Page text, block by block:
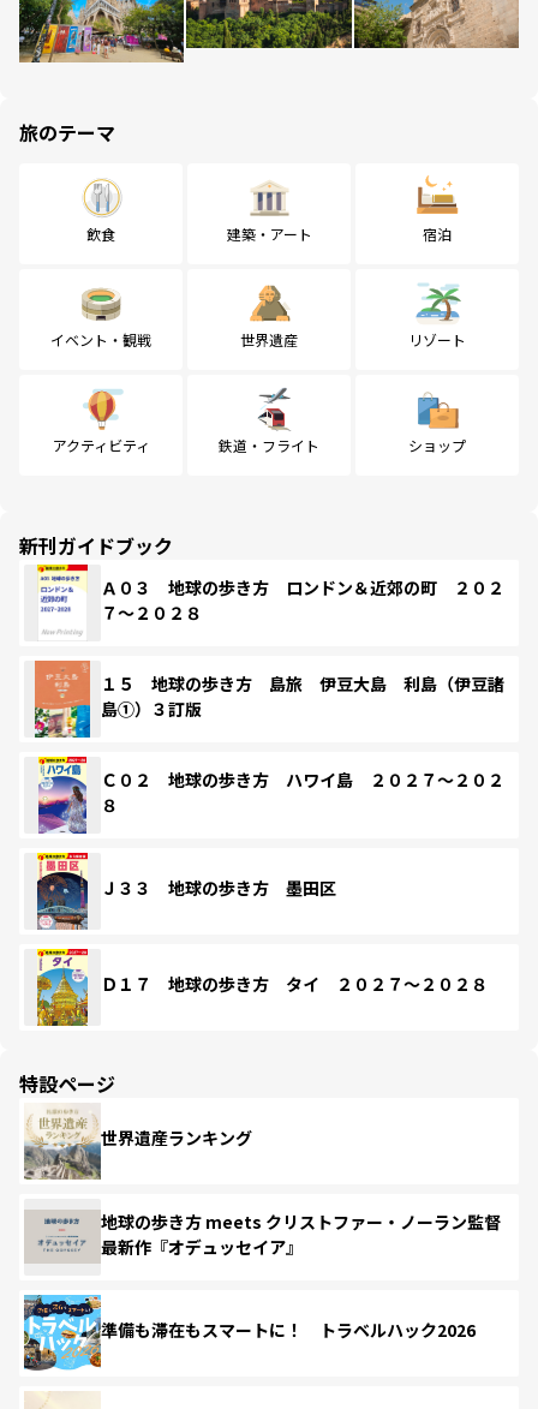
旅のテーマ
飲食 建築・アート 宿泊
イベント・観戦 世界遺産 リゾート
アクティビティ 鉄道・フライト ショップ
新刊ガイドブック
Ａ０３ 地球の歩き方 ロンドン＆近郊の町 ２０２
７～２０２８
１５ 地球の歩き方 島旅 伊豆大島 利島（伊豆諸
島①）３訂版
Ｃ０２ 地球の歩き方 ハワイ島 ２０２７～２０２
８
Ｊ３３ 地球の歩き方 墨田区
Ｄ１７ 地球の歩き方 タイ ２０２７～２０２８
特設ページ
世界遺産ランキング
地球の歩き方 meets クリストファー・ノーラン監督
最新作『オデュッセイア』
準備も滞在もスマートに！ トラベルハック2026